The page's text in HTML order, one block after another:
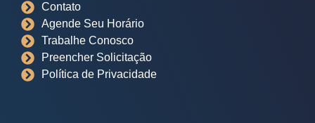
Contato
Agende Seu Horário
Trabalhe Conosco
Preencher Solicitação
Política de Privacidade